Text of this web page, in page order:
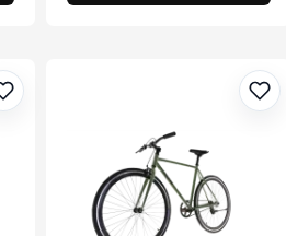
Adaugă la favorite